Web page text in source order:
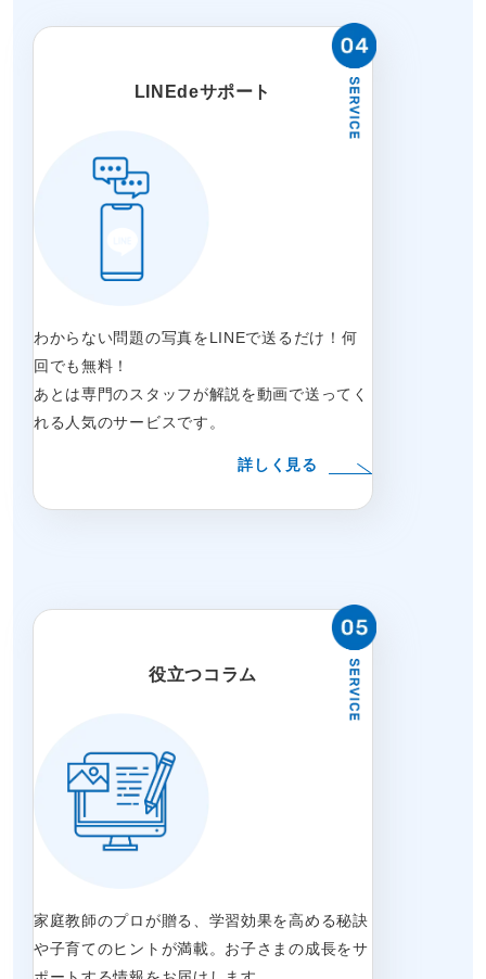
LINEdeサポート
わからない問題の写真をLINEで送るだけ！何
回でも無料！
あとは専門のスタッフが解説を動画で送ってく
れる人気のサービスです。
詳しく見る
役立つコラム
家庭教師のプロが贈る、学習効果を高める秘訣
や子育てのヒントが満載。お子さまの成長をサ